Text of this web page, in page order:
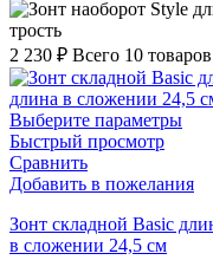
трость
2 230 ₽ Всего 10 товаров
Выберите параметры
Быстрый просмотр
Сравнить
Добавить в пожелания
Зонт складной Basic
в сложении 24,5 см